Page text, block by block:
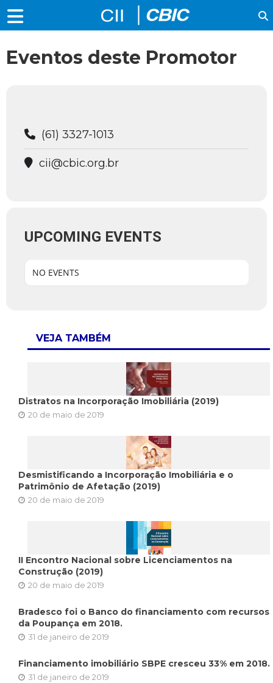
Eventos deste Promotor
(61) 3327-1013
cii@cbic.org.br
UPCOMING EVENTS
NO EVENTS
VEJA TAMBÉM
Distratos na Incorporação Imobiliária (2019)
20 de maio de 2019
Desmistificando a Incorporação Imobiliária e o
Patrimônio de Afetação (2019)
20 de maio de 2019
II Encontro Nacional sobre Licenciamentos na
Construção (2019)
20 de maio de 2019
Bradesco foi o Banco do financiamento com recursos
da Poupança em 2018.
31 de janeiro de 2019
Financiamento imobiliário SBPE cresceu 33% em 2018.
31 de janeiro de 2019